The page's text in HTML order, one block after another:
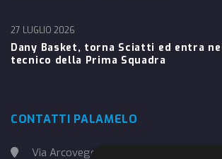
Dany Basket, torna Sciatti ed entra
tecnico della Prima Squadra
27 LUGLIO 2026
CONTATTI PALAMELO
Via Arcoveggio, 4